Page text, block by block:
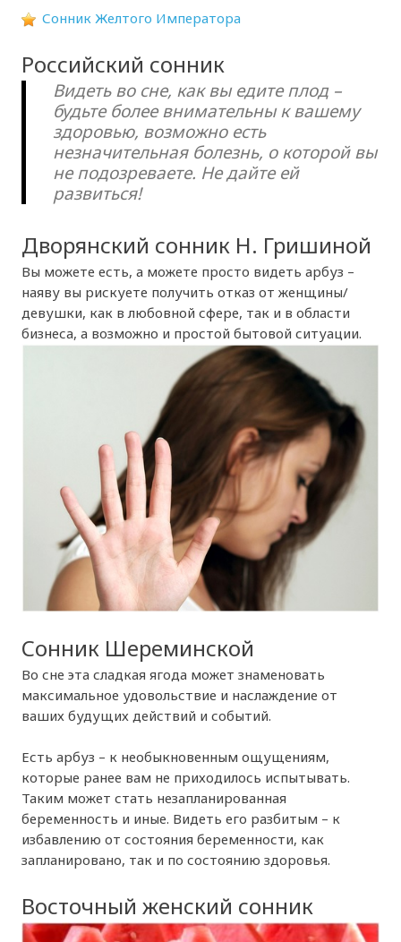
Сонник Желтого Императора
Российский сонник
Видеть во сне, как вы едите плод –
будьте более внимательны к вашему
здоровью, возможно есть
незначительная болезнь, о которой вы
не подозреваете. Не дайте ей
развиться!
Дворянский сонник Н. Гришиной
Вы можете есть, а можете просто видеть арбуз –
наяву вы рискуете получить отказ от женщины/
девушки, как в любовной сфере, так и в области
бизнеса, а возможно и простой бытовой ситуации.
Сонник Шереминской
Во сне эта сладкая ягода может знаменовать
максимальное удовольствие и наслаждение от
ваших будущих действий и событий.
Есть арбуз – к необыкновенным ощущениям,
которые ранее вам не приходилось испытывать.
Таким может стать незапланированная
беременность и иные. Видеть его разбитым – к
избавлению от состояния беременности, как
запланировано, так и по состоянию здоровья.
Восточный женский сонник